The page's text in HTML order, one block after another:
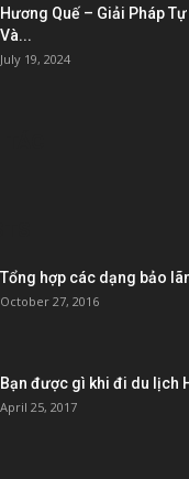
Hương Quế – Giải Pháp
Và...
July 19, 2024
Tổng hợp các dạng bảo
October 27, 2016
Bạn được gì khi đi du lịch
April 25, 2017